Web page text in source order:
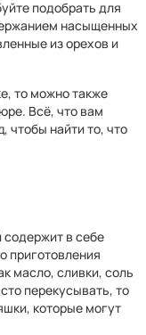
подобрать для
насыщенных
из орехов и
то можно также
Всё, что вам
чтобы найти то, что
содержит в себе
приготовления
масло, сливки, соль
перекусывать, то
которые могут